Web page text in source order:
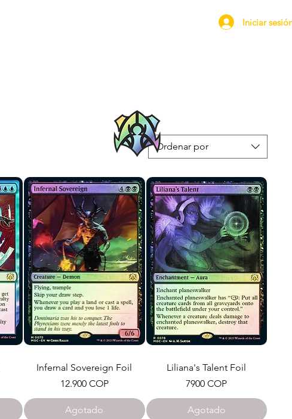
Iniciar
Ordenar por
Infernal Sovereign Foil
Precio
12.900 COP
Agotado
Liliana's Talent Foil
Precio
7900 COP
Agotado